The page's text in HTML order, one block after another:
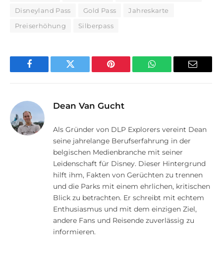
Disneyland Pass
Gold Pass
Jahreskarte
Preiserhöhung
Silberpass
Facebook Twitter Pinterest WhatsApp E-
Dean Van Gucht
Als Gründer von DLP Explorers vereint Dean
seine jahrelange Berufserfahrung in der
belgischen Medienbranche mit seiner
Leidenschaft für Disney. Dieser Hintergrund
hilft ihm, Fakten von Gerüchten zu trennen
und die Parks mit einem ehrlichen, kritischen
Blick zu betrachten. Er schreibt mit echtem
Enthusiasmus und mit dem einzigen Ziel,
andere Fans und Reisende zuverlässig zu
informieren.